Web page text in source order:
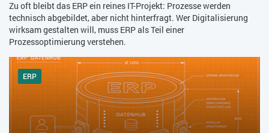
Zu oft bleibt das ERP ein reines IT-Projekt: Prozesse werden
technisch abgebildet, aber nicht hinterfragt. Wer Digitalisierung
wirksam gestalten will, muss ERP als Teil einer
Prozessoptimierung verstehen.
ERP